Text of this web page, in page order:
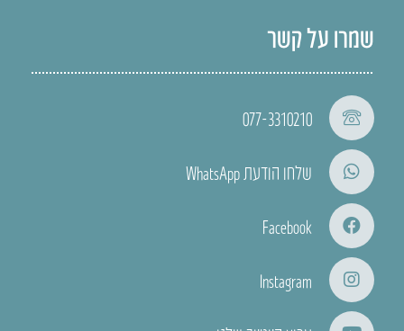
שמרו על קשר
077-3310210
שלחו הודעת WhatsApp
Facebook
Instagram